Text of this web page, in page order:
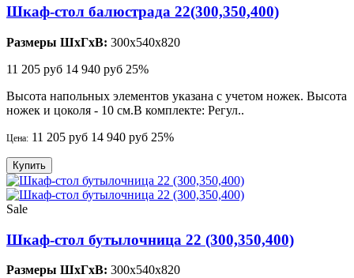
Шкаф-стол балюстрада 22(300,350,400)
Размеры ШхГхВ: 300x540x820
11 205 руб 14 940 руб 25%
Высота напольных элементов указана с учетом ножек. Высота
ножек и цоколя - 10 см.В комплекте: Регул..
Цена: 11 205 руб 14 940 руб 25%
Купить
Sale
Шкаф-стол бутылочница 22 (300,350,400)
Размеры ШхГхВ: 300x540x820